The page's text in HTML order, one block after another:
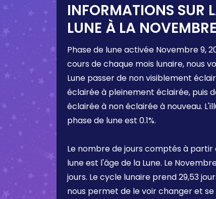
INFORMATIONS SUR
LUNE À LA
Phase de lune activée Novembre 9,
cours de chaque mois lunaire, nous
Lune passer de non visiblement
éclairée à pleinement éclairée, puis
éclairée à non éclairée à nouveau.
phase de lune est 0.1%.
Le nombre de jours comptés à
lune est l'âge de la Lune. Le
jours. Le cycle lunaire prend 29,53
nous permet de le voir changer et